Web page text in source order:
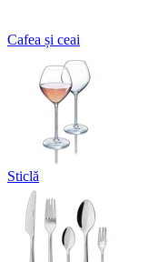
Cafea și ceai
Sticlă